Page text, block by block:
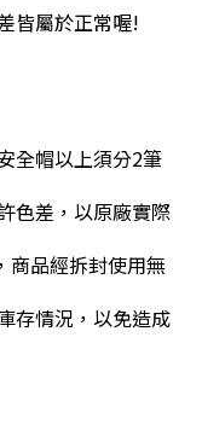
皆屬於正常喔!
全帽以上須分2筆
色差，以原廠實際
商品經拆封使用無
存情況，以免造成